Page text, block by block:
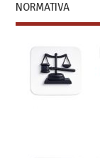
NORMATIVA